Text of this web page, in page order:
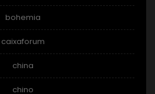
bohemia
caixaforum
china
chino